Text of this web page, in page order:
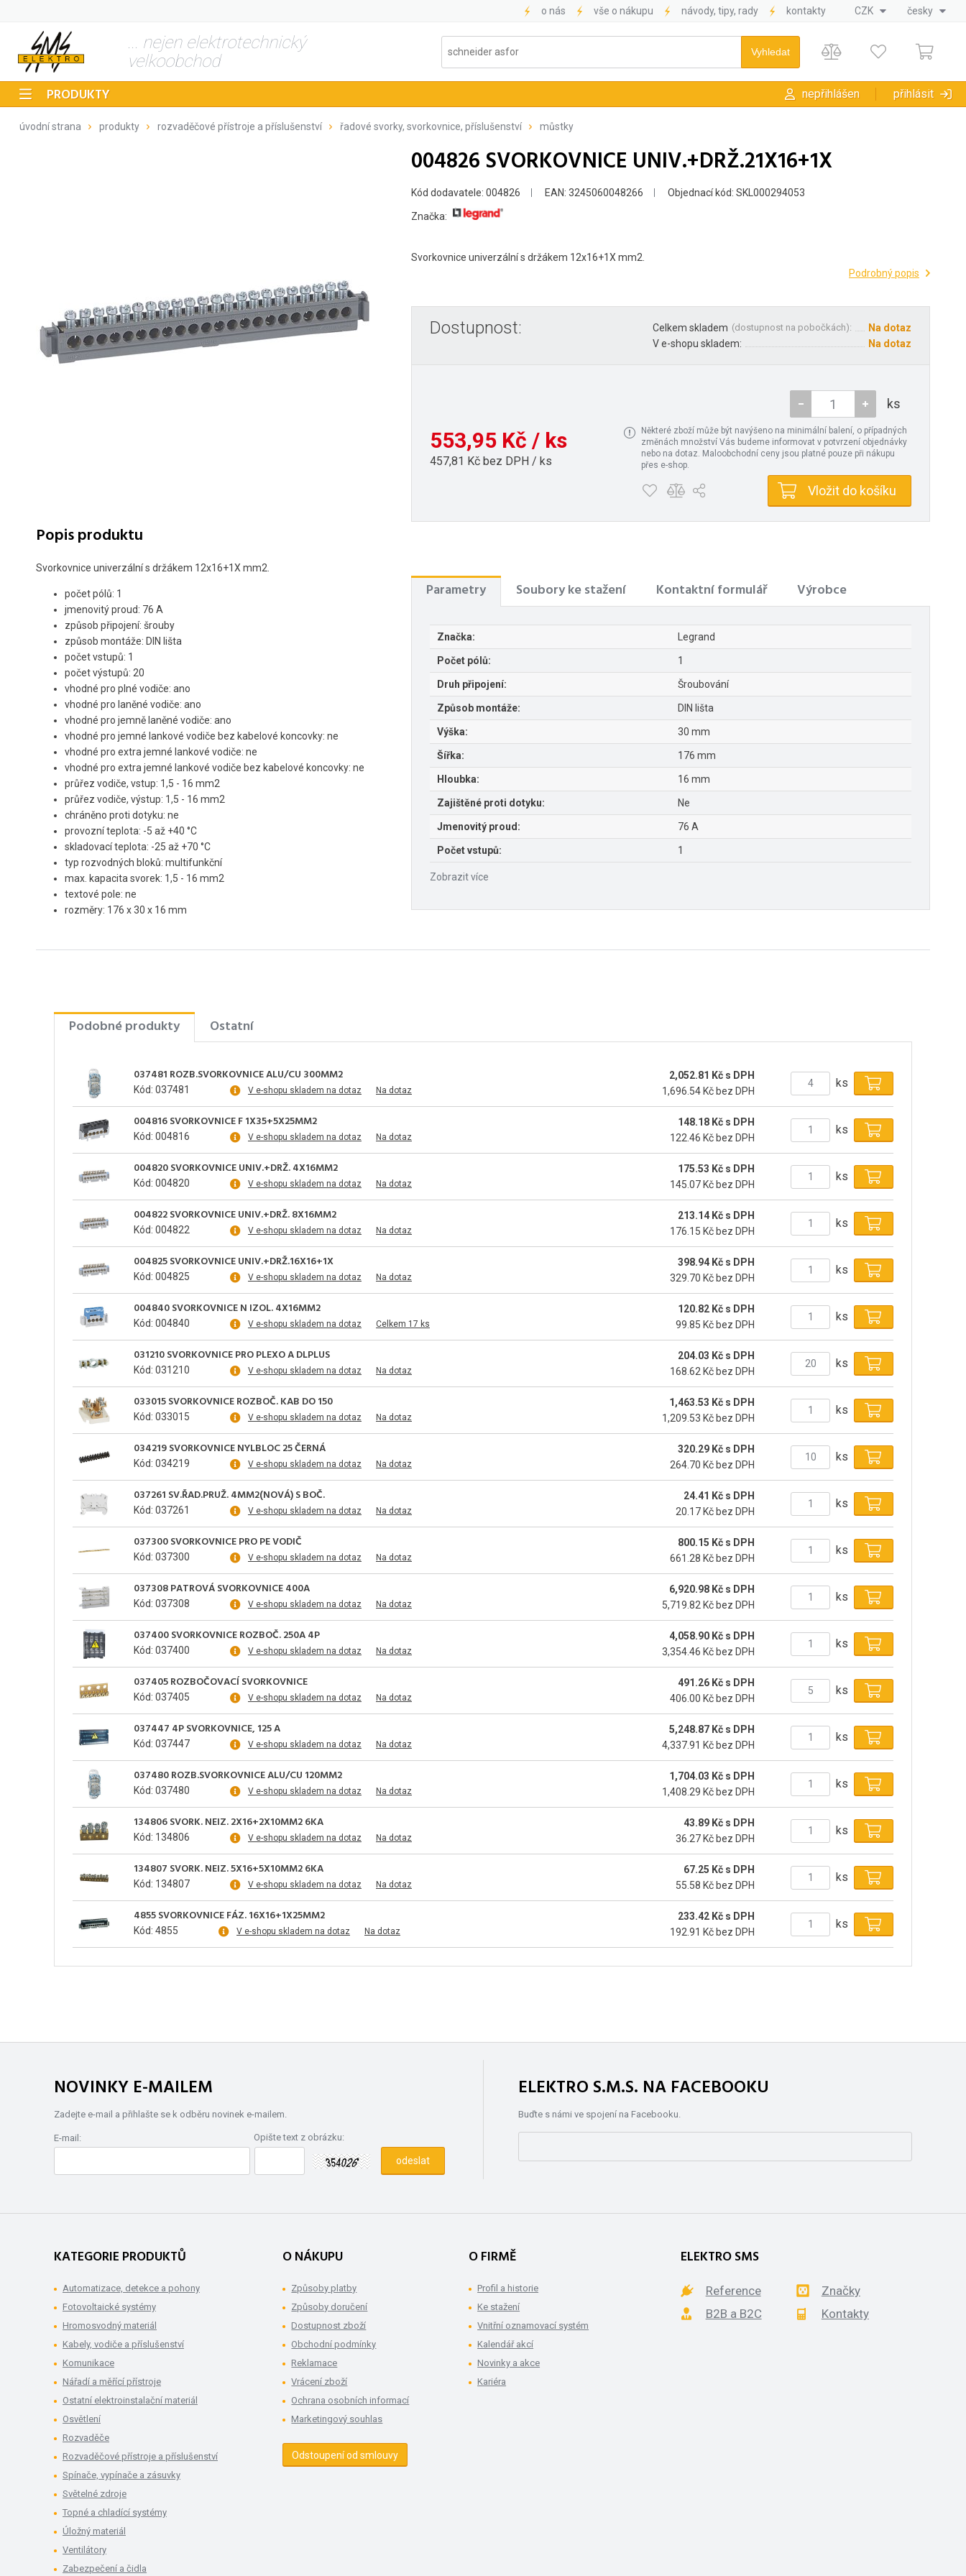
o nás vše o nákupu návody, tipy, rady kontakty CZK česky
... nejen elektrotechnický
velkoobchod
PRODUKTY nepřihlášen přihlásit
úvodní strana produkty rozvaděčové přístroje a příslušenství řadové svorky, svorkovnice, příslušenství můstky
Popis produktu
Svorkovnice univerzální s držákem 12x16+1X mm2.
počet pólů: 1
jmenovitý proud: 76 A
způsob připojení: šrouby
způsob montáže: DIN lišta
počet vstupů: 1
počet výstupů: 20
vhodné pro plné vodiče: ano
vhodné pro laněné vodiče: ano
vhodné pro jemně laněné vodiče: ano
vhodné pro jemné lankové vodiče bez kabelové koncovky: ne
vhodné pro extra jemné lankové vodiče: ne
vhodné pro extra jemné lankové vodiče bez kabelové koncovky: ne
průřez vodiče, vstup: 1,5 - 16 mm2
průřez vodiče, výstup: 1,5 - 16 mm2
chráněno proti dotyku: ne
provozní teplota: -5 až +40 °C
skladovací teplota: -25 až +70 °C
typ rozvodných bloků: multifunkční
max. kapacita svorek: 1,5 - 16 mm2
textové pole: ne
rozměry: 176 x 30 x 16 mm
004826 SVORKOVNICE UNIV.+DRŽ.21X16+1X
Kód dodavatele: 004826 EAN: 3245060048266 Objednací kód: SKL000294053
Značka:
Svorkovnice univerzální s držákem 12x16+1X mm2.
Podrobný popis
Dostupnost: Celkem skladem (dostupnost na pobočkách):
Na dotaz
V e-shopu skladem:
Na dotaz
553,95 Kč / ks
457,81 Kč bez DPH / ks
ks
Některé zboží může být navýšeno na minimální balení, o případných
změnách množství Vás budeme informovat v potvrzení objednávky
nebo na dotaz. Maloobchodní ceny jsou platné pouze při nákupu
přes e-shop.
Vložit do košíku
Parametry Soubory ke stažení Kontaktní formulář Výrobce
Značka: Legrand
Počet pólů: 1
Druh připojení: Šroubování
Způsob montáže: DIN lišta
Výška: 30 mm
Šířka: 176 mm
Hloubka: 16 mm
Zajištěné proti dotyku: Ne
Jmenovitý proud: 76 A
Počet vstupů: 1
Zobrazit více
Podobné produkty Ostatní
037481 ROZB.SVORKOVNICE ALU/CU 300MM2
Kód: 037481 V e-shopu skladem na dotaz Na dotaz
2,052.81 Kč s DPH
1,696.54 Kč bez DPH
ks
004816 SVORKOVNICE F 1X35+5X25MM2
Kód: 004816 V e-shopu skladem na dotaz Na dotaz
148.18 Kč s DPH
122.46 Kč bez DPH
ks
004820 SVORKOVNICE UNIV.+DRŽ. 4X16MM2
Kód: 004820 V e-shopu skladem na dotaz Na dotaz
175.53 Kč s DPH
145.07 Kč bez DPH
ks
004822 SVORKOVNICE UNIV.+DRŽ. 8X16MM2
Kód: 004822 V e-shopu skladem na dotaz Na dotaz
213.14 Kč s DPH
176.15 Kč bez DPH
ks
004825 SVORKOVNICE UNIV.+DRŽ.16X16+1X
Kód: 004825 V e-shopu skladem na dotaz Na dotaz
398.94 Kč s DPH
329.70 Kč bez DPH
ks
004840 SVORKOVNICE N IZOL. 4X16MM2
Kód: 004840 V e-shopu skladem na dotaz Celkem 17 ks
120.82 Kč s DPH
99.85 Kč bez DPH
ks
031210 SVORKOVNICE PRO PLEXO A DLPLUS
Kód: 031210 V e-shopu skladem na dotaz Na dotaz
204.03 Kč s DPH
168.62 Kč bez DPH
ks
033015 SVORKOVNICE ROZBOČ. KAB DO 150
Kód: 033015 V e-shopu skladem na dotaz Na dotaz
1,463.53 Kč s DPH
1,209.53 Kč bez DPH
ks
034219 SVORKOVNICE NYLBLOC 25 ČERNÁ
Kód: 034219 V e-shopu skladem na dotaz Na dotaz
320.29 Kč s DPH
264.70 Kč bez DPH
ks
037261 SV.ŘAD.PRUŽ. 4MM2(NOVÁ) S BOČ.
Kód: 037261 V e-shopu skladem na dotaz Na dotaz
24.41 Kč s DPH
20.17 Kč bez DPH
ks
037300 SVORKOVNICE PRO PE VODIČ
Kód: 037300 V e-shopu skladem na dotaz Na dotaz
800.15 Kč s DPH
661.28 Kč bez DPH
ks
037308 PATROVÁ SVORKOVNICE 400A
Kód: 037308 V e-shopu skladem na dotaz Na dotaz
6,920.98 Kč s DPH
5,719.82 Kč bez DPH
ks
037400 SVORKOVNICE ROZBOČ. 250A 4P
Kód: 037400 V e-shopu skladem na dotaz Na dotaz
4,058.90 Kč s DPH
3,354.46 Kč bez DPH
ks
037405 ROZBOČOVACÍ SVORKOVNICE
Kód: 037405 V e-shopu skladem na dotaz Na dotaz
491.26 Kč s DPH
406.00 Kč bez DPH
ks
037447 4P SVORKOVNICE, 125 A
Kód: 037447 V e-shopu skladem na dotaz Na dotaz
5,248.87 Kč s DPH
4,337.91 Kč bez DPH
ks
037480 ROZB.SVORKOVNICE ALU/CU 120MM2
Kód: 037480 V e-shopu skladem na dotaz Na dotaz
1,704.03 Kč s DPH
1,408.29 Kč bez DPH
ks
134806 SVORK. NEIZ. 2X16+2X10MM2 6KA
Kód: 134806 V e-shopu skladem na dotaz Na dotaz
43.89 Kč s DPH
36.27 Kč bez DPH
ks
134807 SVORK. NEIZ. 5X16+5X10MM2 6KA
Kód: 134807 V e-shopu skladem na dotaz Na dotaz
67.25 Kč s DPH
55.58 Kč bez DPH
ks
4855 SVORKOVNICE FÁZ. 16X16+1X25MM2
Kód: 4855 V e-shopu skladem na dotaz Na dotaz
233.42 Kč s DPH
192.91 Kč bez DPH
ks
NOVINKY E-MAILEM
Zadejte e-mail a přihlašte se k odběru novinek e-mailem.
E-mail: Opište text z obrázku:
ELEKTRO S.M.S. NA FACEBOOKU
Buďte s námi ve spojení na Facebooku.
KATEGORIE PRODUKTŮ
Automatizace, detekce a pohony
Fotovoltaické systémy
Hromosvodný materiál
Kabely, vodiče a příslušenství
Komunikace
Nářadí a měřící přístroje
Ostatní elektroinstalační materiál
Osvětlení
Rozvaděče
Rozvaděčové přístroje a příslušenství
Spínače, vypínače a zásuvky
Světelné zdroje
Topné a chladící systémy
Úložný materiál
Ventilátory
Zabezpečení a čidla
O NÁKUPU
Způsoby platby
Způsoby doručení
Dostupnost zboží
Obchodní podmínky
Reklamace
Vrácení zboží
Ochrana osobních informací
Marketingový souhlas
Odstoupení od smlouvy
O FIRMĚ
Profil a historie
Ke stažení
Vnitřní oznamovací systém
Kalendář akcí
Novinky a akce
Kariéra
ELEKTRO SMS
Reference
Značky
B2B a B2C
Kontakty